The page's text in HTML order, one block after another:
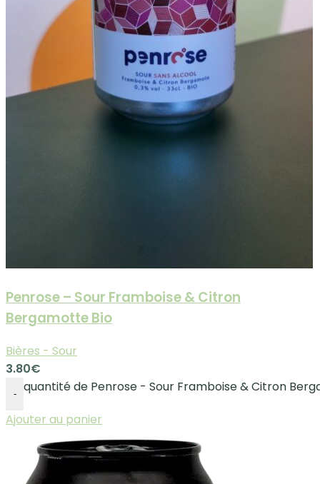
Penrose – Sour Framboise & Citron
Bergamotte Bio
Bières - Sour
3.80€
-
quantité de Penrose - Sour Framboise & Citron
Ajouter au panier